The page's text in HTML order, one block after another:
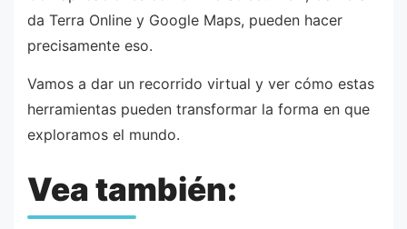
da Terra Online y Google Maps, pueden hacer
precisamente eso.
Vamos a dar un recorrido virtual y ver cómo estas
herramientas pueden transformar la forma en que
exploramos el mundo.
Vea también: